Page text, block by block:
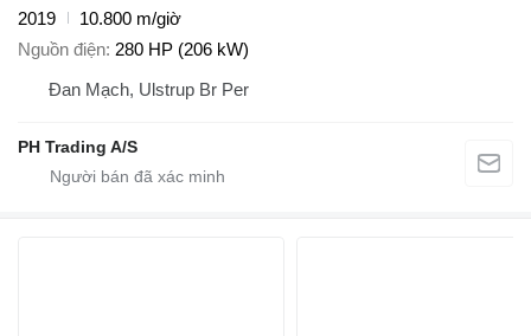
2019
10.800 m/giờ
Nguồn điện 280 HP (206 kW)
Đan Mạch, Ulstrup Br Per
PH Trading A/S